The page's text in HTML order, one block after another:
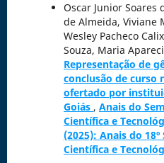
Oscar Junior Soares
de Almeida, Viviane
Wesley Pacheco
Souza, Maria
Representação de
conclusão de curso
ofertado por
Goiás , Anais do
Científica e
(2025): Anais do
Científica e